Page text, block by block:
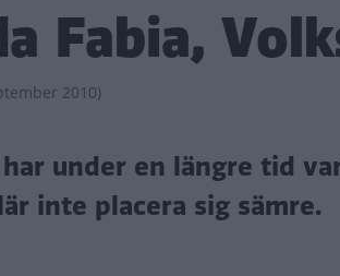
Fabia,
2010)
har under en längre tid
inte placera sig sämre.